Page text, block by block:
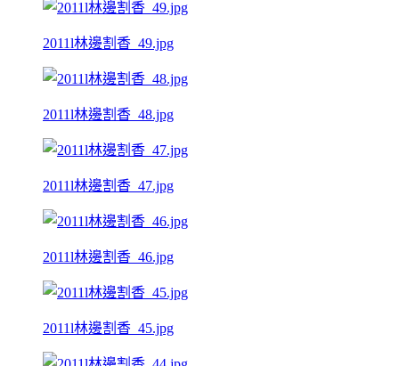
2011l林邊割香_49.jpg
2011l林邊割香_48.jpg
2011l林邊割香_47.jpg
2011l林邊割香_46.jpg
2011l林邊割香_45.jpg